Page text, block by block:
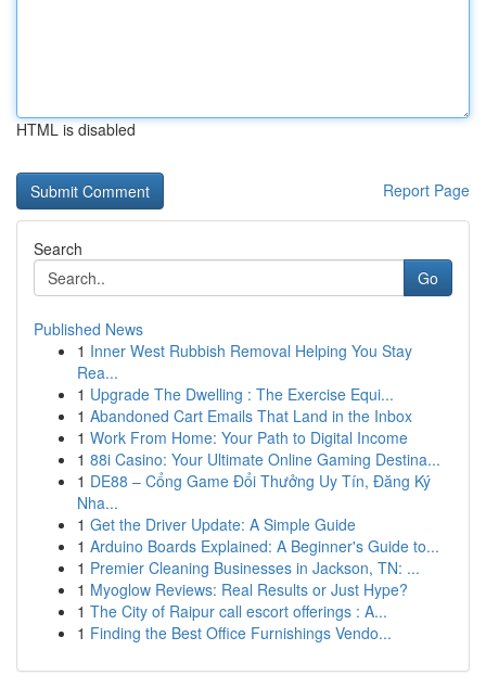
HTML is disabled
Report Page
Search
Go
Published News
1 Inner West Rubbish Removal Helping You Stay
Rea...
1 Upgrade The Dwelling : The Exercise Equi...
1 Abandoned Cart Emails That Land in the Inbox
1 Work From Home: Your Path to Digital Income
1 88i Casino: Your Ultimate Online Gaming Destina...
1 DE88 – Cổng Game Đổi Thưởng Uy Tín, Đăng Ký
Nha...
1 Get the Driver Update: A Simple Guide
1 Arduino Boards Explained: A Beginner's Guide to...
1 Premier Cleaning Businesses in Jackson, TN: ...
1 Myoglow Reviews: Real Results or Just Hype?
1 The City of Raipur call escort offerings : A...
1 Finding the Best Office Furnishings Vendo...